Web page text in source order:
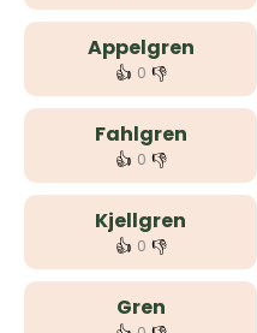
Appelgren
👍 0 👎
Fahlgren
👍 0 👎
Kjellgren
👍 0 👎
Gren